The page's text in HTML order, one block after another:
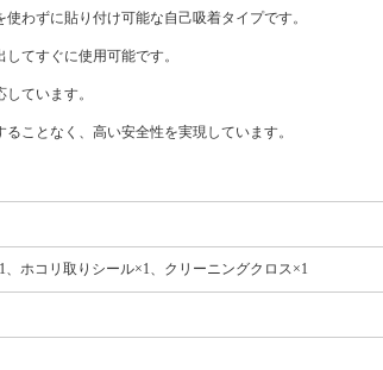
わずに貼り付け可能な自己吸着タイプです。
てすぐに使用可能です。
ています。
ことなく、高い安全性を実現しています。
ホコリ取りシール×1、クリーニングクロス×1